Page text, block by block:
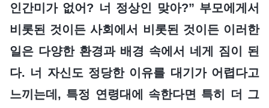
인간미가 없어? 너 정상인 맞아?” 부모에게서
비롯된 것이든 사회에서 비롯된 것이든 이러한
일은 다양한 환경과 배경 속에서 네게 짐이 된
다. 너 자신도 정당한 이유를 대기가 어렵다고
느끼는데, 특정 연령대에 속한다면 특히 더 그